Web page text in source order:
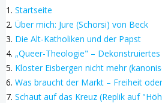
Startseite
Über mich: Jure (Schorsi) von Beck
Die Alt-Katholiken und der Papst
„Queer-Theologie" –
Kloster Eisbergen nicht mehr
Was braucht der Markt – Freiheit
Schaut auf das Kreuz (Replik auf